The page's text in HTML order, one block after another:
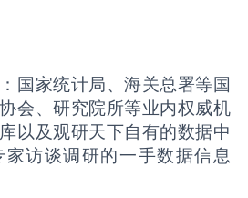
国家统计局、海关总署等国
会、研究院所等业内权威机
以及观研天下自有的数据中
访谈调研的一手数据信息